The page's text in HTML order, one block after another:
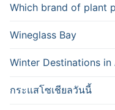
Which brand of plant
Wineglass Bay
Winter Destinations in
กระแสโซเชียลวันนี้